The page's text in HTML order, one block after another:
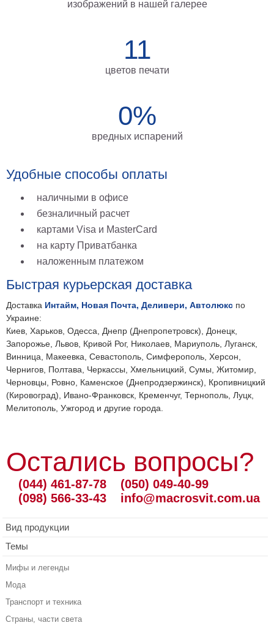
изображений в нашей галерее
11
цветов печати
0%
вредных испарений
Удобные способы оплаты
наличными в офисе
безналичный расчет
картами Visa и MasterCard
на карту Приватбанка
наложенным платежом
Быстрая курьерская доставка
Доставка Интайм, Новая Почта, Деливери, Автолюкс по
Украине:
Киев, Харьков, Одесса, Днепр (Днепропетровск), Донецк,
Запорожье, Львов, Кривой Рог, Николаев, Мариуполь, Луганск,
Винница, Макеевка, Севастополь, Симферополь, Херсон,
Чернигов, Полтава, Черкассы, Хмельницкий, Сумы, Житомир,
Черновцы, Ровно, Каменское (Днепродзержинск), Кропивницкий
(Кировоград), Ивано-Франковск, Кременчуг, Тернополь, Луцк,
Мелитополь, Ужгород и другие города.
Остались вопросы?
(044) 461-87-78
(098) 566-33-43
(050) 049-40-99
info@macrosvit.com.ua
Вид продукции
Темы
Мифы и легенды
Мода
Транспорт и техника
Страны, части света